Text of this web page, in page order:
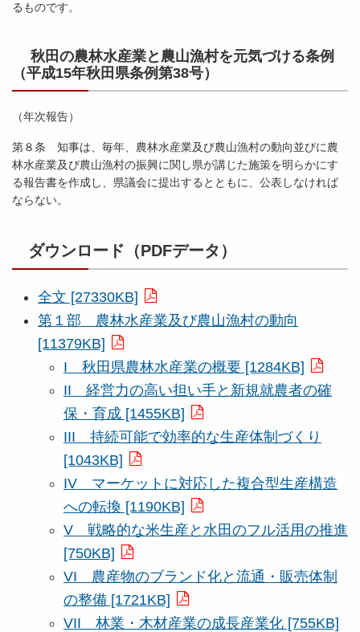
るものです。
秋田の農林水産業と農山漁村を元気づける条例
（平成15年秋田県条例第38号）
（年次報告）
第８条 知事は、毎年、農林水産業及び農山漁村の動向並びに農
林水産業及び農山漁村の振興に関し県が講じた施策を明らかにす
る報告書を作成し、県議会に提出するとともに、公表しなければ
ならない。
ダウンロード（PDFデータ）
全文 [27330KB]
第１部 農林水産業及び農山漁村の動向
[11379KB]
I 秋田県農林水産業の概要 [1284KB]
II 経営力の高い担い手と新規就農者の確
保・育成 [1455KB]
III 持続可能で効率的な生産体制づくり
[1043KB]
IV マーケットに対応した複合型生産構造
への転換 [1190KB]
V 戦略的な米生産と水田のフル活用の推進
[750KB]
VI 農産物のブランド化と流通・販売体制
の整備 [1721KB]
VII 林業・木材産業の成長産業化 [755KB]